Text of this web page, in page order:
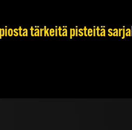
tärkeitä pisteitä